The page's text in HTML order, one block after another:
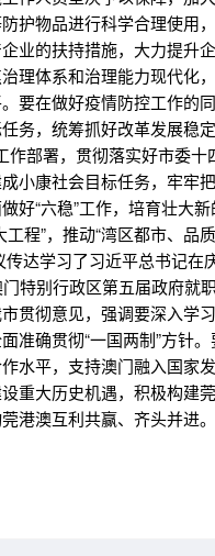
护物品进行科学合理使用
企业的扶持措施，大力提
理体系和治理能力现代化
要在做好疫情防控工作的
务，统筹抓好改革发展稳
作部署，贯彻落实好市委十
小康社会目标任务，牢牢
好“六稳”工作，培育壮大
工程”，推动“湾区都市、品
学习了习近平总书记在
特别行政区第五届政府就
贯彻意见，强调要深入学
准确贯彻“一国两制”方针
水平，支持澳门融入国家
重大历史机遇，积极构建
莞港澳互利共赢、齐头并